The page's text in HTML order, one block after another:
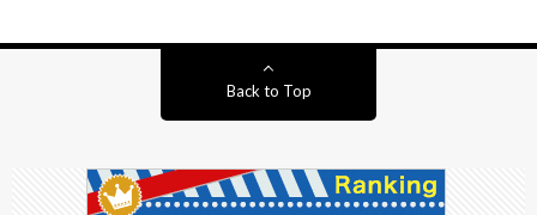
Back to Top